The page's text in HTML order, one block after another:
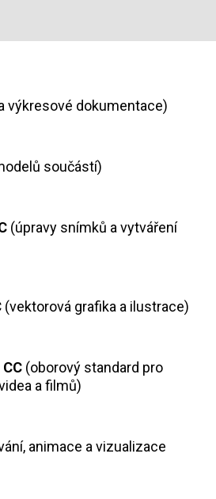
výkresové dokumentace)
součástí)
(úpravy snímků a vytváření
(vektorová grafika a ilustrace)
(oborový standard pro
a filmů)
animace a vizualizace